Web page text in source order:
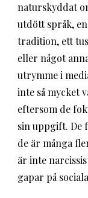
naturskyddat
utdött språk,
tradition, ett
eller något
utrymme i
inte så mycket
eftersom de
sin uppgift. De
de är många
är inte
gapar på